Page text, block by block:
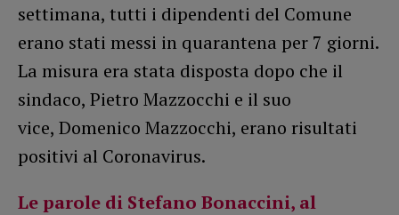
settimana, tutti i dipendenti del Comune
erano stati messi in quarantena per 7 giorni.
La misura era stata disposta dopo che il
sindaco, Pietro Mazzocchi e il suo
vice, Domenico Mazzocchi, erano risultati
positivi al Coronavirus.
Le parole di Stefano Bonaccini, al